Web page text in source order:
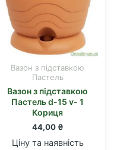
Вазон з підставкою
Пастель
Вазон з підставкою
Пастель d-15 v- 1
Кориця
44,00 ₴
Ціну та наявність